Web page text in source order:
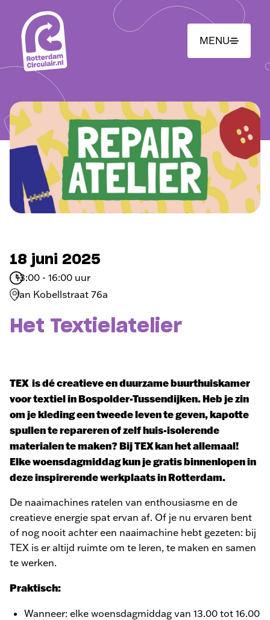
hoofdinhoud
MENU
18 juni 2025
13:00 - 16:00 uur
Jan Kobellstraat 76a
Het Textielatelier
TEX is dé creatieve en duurzame buurthuiskamer
voor textiel in Bospolder-Tussendijken. Heb je zin
om je kleding een tweede leven te geven, kapotte
spullen te repareren of zelf huis-isolerende
materialen te maken? Bij TEX kan het allemaal!
Elke woensdagmiddag kun je gratis binnenlopen in
deze inspirerende werkplaats in Rotterdam.
De naaimachines ratelen van enthousiasme en de
creatieve energie spat ervan af. Of je nu ervaren bent
of nog nooit achter een naaimachine hebt gezeten: bij
TEX is er altijd ruimte om te leren, te maken en samen
te werken.
Praktisch:
Wanneer: elke woensdagmiddag van 13.00 tot 16.00